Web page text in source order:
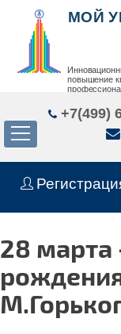
МОЙ
повышение
+7(499)
28 марта